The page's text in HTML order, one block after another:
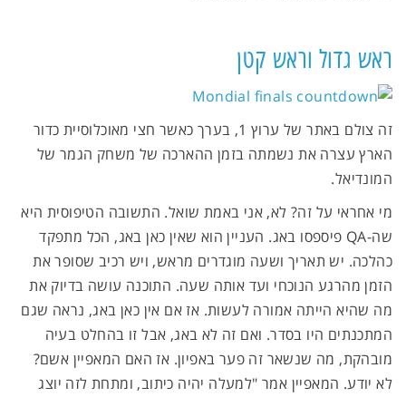
ראש גדול וראש קטן
זה צולם באתר של ערוץ 1, בערך כאשר חצי מאוכלוסיית כדור
הארץ עצרה את נשמתה בזמן ההארכה של משחק הגמר של
המונדיאל.
מי אחראי על זה? לא, אני באמת שואל. התשובה הטיפוסית היא
שה-QA פיספסו באג. העניין הוא שאין כאן באג, הכל מתפקד
כהלכה. יש תאריך ושעה מוגדרים מראש, ויש רכיב שסופר את
הזמן מהרגע הנוכחי ועד אותה שעה. התוכנה עושה בדיוק את
מה שהיא הייתה אמורה לעשות. אז אם אין כאן באג, נראה שגם
המתכנתים היו בסדר. ואם זה לא באג, אבל זו בהחלט בעיה
מובהקת, מה שנשאר זה פער באפיון. אז האם המאפיין אשם?
לא יודע. המאפיין אמר "למעלה יהיה כיתוב, ומתחת לזה יוצג